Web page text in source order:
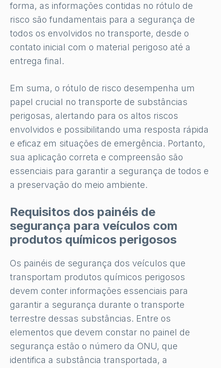
forma, as informações contidas no rótulo de
risco são fundamentais para a segurança de
todos os envolvidos no transporte, desde o
contato inicial com o material perigoso até a
entrega final.
Em suma, o rótulo de risco desempenha um
papel crucial no transporte de substâncias
perigosas, alertando para os altos riscos
envolvidos e possibilitando uma resposta rápida
e eficaz em situações de emergência. Portanto,
sua aplicação correta e compreensão são
essenciais para garantir a segurança de todos e
a preservação do meio ambiente.
Requisitos dos painéis de
segurança para veículos com
produtos químicos perigosos
Os painéis de segurança dos veículos que
transportam produtos químicos perigosos
devem conter informações essenciais para
garantir a segurança durante o transporte
terrestre dessas substâncias. Entre os
elementos que devem constar no painel de
segurança estão o número da ONU, que
identifica a substância transportada, a